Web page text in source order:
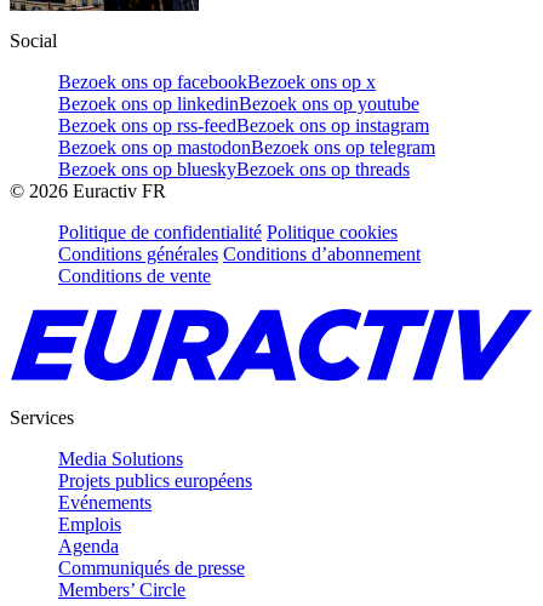
Social
Bezoek ons op facebookBezoek ons op x
Bezoek ons op linkedinBezoek ons op youtube
Bezoek ons op rss-feedBezoek ons op instagram
Bezoek ons op mastodonBezoek ons op telegram
Bezoek ons op blueskyBezoek ons op threads
© 2026 Euractiv FR
Politique de confidentialité Politique cookies
Conditions générales Conditions d’abonnement
Conditions de vente
Services
Media Solutions
Projets publics européens
Evénements
Emplois
Agenda
Communiqués de presse
Members’ Circle